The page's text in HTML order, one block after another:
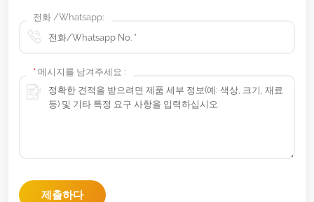
전화 /Whatsapp:
* 메시지를 남겨주세요 :
제출하다